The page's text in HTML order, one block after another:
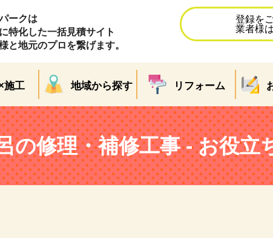
ークは
特化した一括見積サイト
と地元のプロを繋げます。
登録を
業者様
施工 地域から探す リフォーム
の修理・補修工事 - お役立